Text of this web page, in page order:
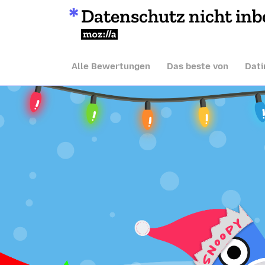
Datenschutz nicht
Mozilla
Alle Bewertungen Das beste von